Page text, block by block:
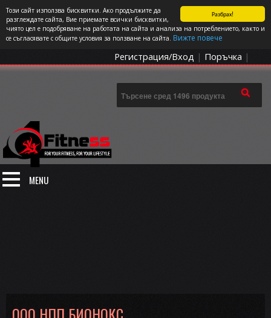
Разбрах!
Този сайт използва бисквитки. Ако продължите да
разглеждате сайта, Вие приемате всички бисквитки,
чиято цел е подобряване на работата на сайта и анализа на потреблението, както и
се съгласявате с общите условия за ползване на сайта. Вижте повече
СПОРТЪТ И ДОБАВКИТЕ КАТО НАЧИН НА ЖИВОТ
0 артикула Цена: 0.00€
Регистрация/Вход | Поръчка |
MENU